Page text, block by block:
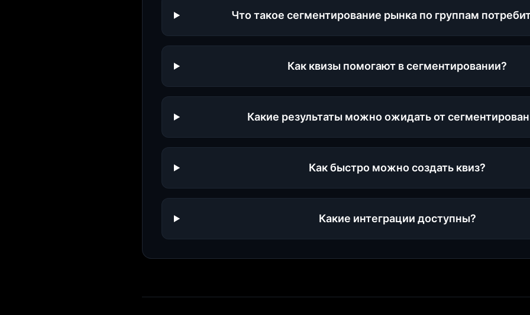
Что такое сегментирование рынка по группам
Как квизы помогают в сегментировании?
Какие результаты можно ожидать от
Как быстро можно создать квиз?
Какие интеграции доступны?